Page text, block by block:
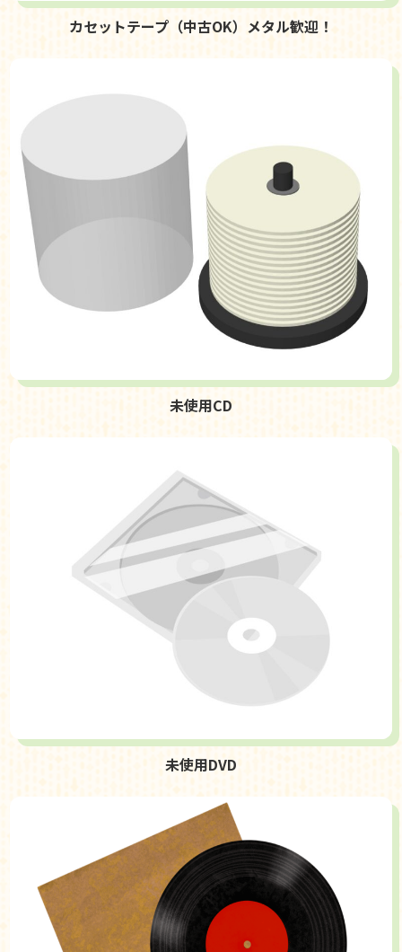
カセットテープ（中古OK）メタル歓迎！
未使用CD
未使用DVD